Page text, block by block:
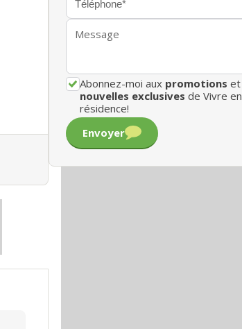
Abonnez-moi aux promotions et
nouvelles exclusives de Vivre en
résidence!
Envoyer